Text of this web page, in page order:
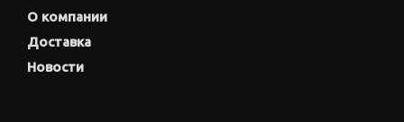
О компании
Доставка
Новости